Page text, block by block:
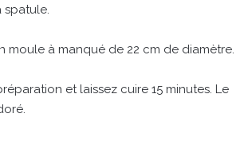
spatule.
moule à manqué de 22 cm de diamètre.
et laissez cuire 15 minutes. Le